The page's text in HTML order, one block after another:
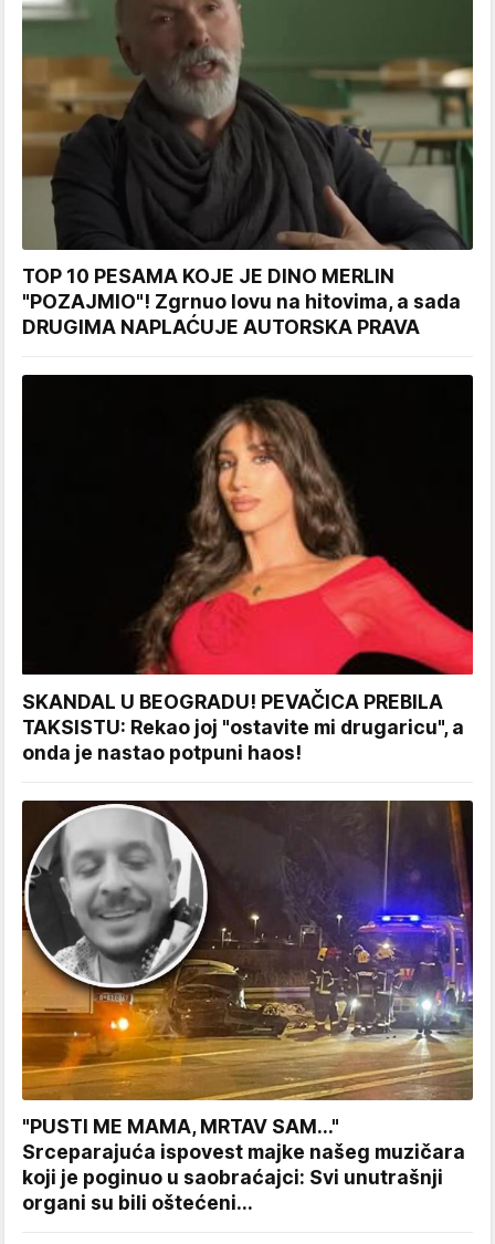
TOP 10 PESAMA KOJE JE DINO MERLIN
"POZAJMIO"! Zgrnuo lovu na hitovima, a sada
DRUGIMA NAPLAĆUJE AUTORSKA PRAVA
SKANDAL U BEOGRADU! PEVAČICA PREBILA
TAKSISTU: Rekao joj "ostavite mi drugaricu", a
onda je nastao potpuni haos!
"PUSTI ME MAMA, MRTAV SAM..."
Srceparajuća ispovest majke našeg muzičara
koji je poginuo u saobraćajci: Svi unutrašnji
organi su bili oštećeni...